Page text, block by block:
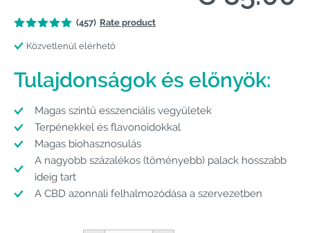
(457) Rate product
Közvetlenül elérhető
Tulajdonságok és előnyök:
Magas szintű esszenciális vegyületek
Terpénekkel és flavonoidokkal
Magas biohasznosulás
A nagyobb százalékos (töményebb) palack hosszabb
ideig tart
A CBD azonnali felhalmozódása a szervezetben